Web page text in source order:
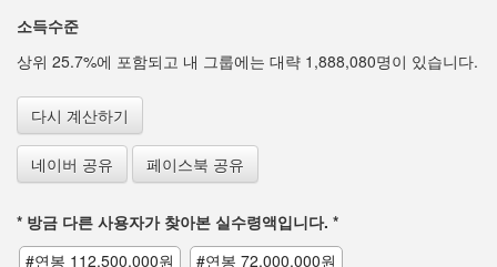
소득수준
상위 25.7%에 포함되고 내 그룹에는 대략 1,888,080명이 있습니다.
다시 계산하기
네이버 공유 페이스북 공유
* 방금 다른 사용자가 찾아본 실수령액입니다. *
#연봉 112,500,000원
#연봉 72,000,000원